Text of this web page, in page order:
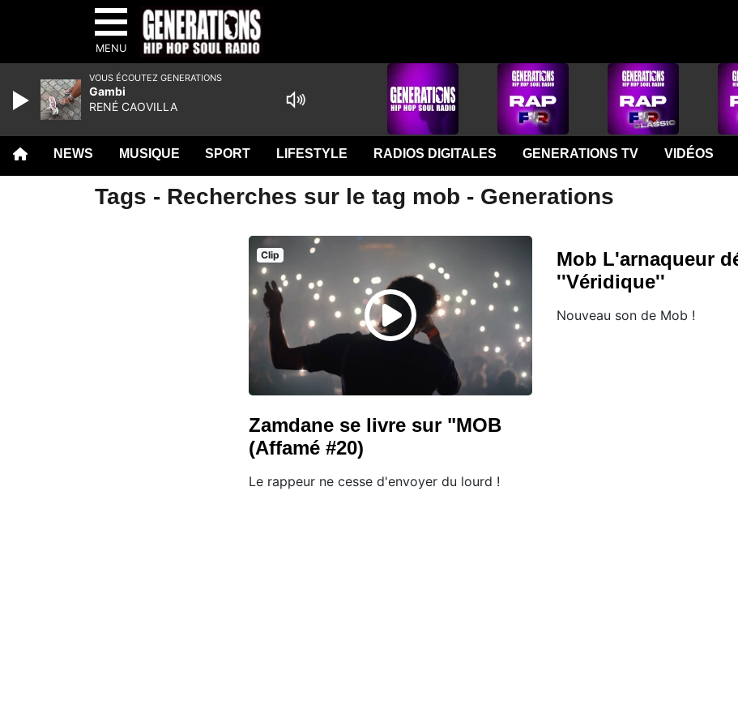
MENU
NEWS MUSIQUE SPORT LIFESTYLE RADIOS DIGITALES GENERATIONS TV VIDÉOS
Tags - Recherches sur le tag mob - Generations
Clip
Zamdane se livre sur "MOB
(Affamé #20)
Le rappeur ne cesse d'envoyer du lourd !
Mob L'arnaqueur
''Véridique''
Nouveau son de Mob !
VOUS ÉCOUTEZ GENERATIONS
Gambi
RENÉ CAOVILLA